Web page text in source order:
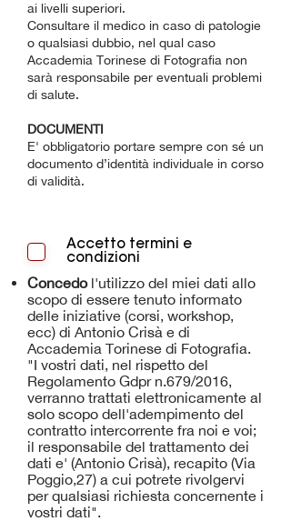
ai livelli superiori.
Consultare il medico in caso di patologie
o qualsiasi dubbio, nel qual caso
Accademia Torinese di Fotografia non
sarà responsabile per eventuali problemi
di salute.
DOCUMENTI
E' obbligatorio portare sempre con sé un
documento d’identità individuale in corso
di validità.
Accetto termini e
condizioni
Concedol'utilizzo del miei dati allo
scopo di essere tenuto informato
delle iniziative (corsi, workshop,
ecc) di Antonio Crisà e di
Accademia Torinese di Fotografia.
"I vostri dati, nel rispetto del
Regolamento Gdpr n.679/2016,
verranno trattati elettronicamente al
solo scopo dell'adempimento del
contratto intercorrente fra noi e voi;
il responsabile del trattamento dei
dati e' (Antonio Crisà), recapito (Via
Poggio,27) a cui potrete rivolgervi
per qualsiasi richiesta concernente i
vostri dati".